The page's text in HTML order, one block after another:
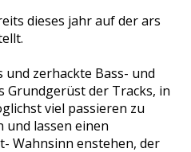
dieses jahr auf der ars
zerhackte Bass- und
Grundgerüst der Tracks, in
viel passieren zu
und lassen einen
Wahnsinn enstehen, der